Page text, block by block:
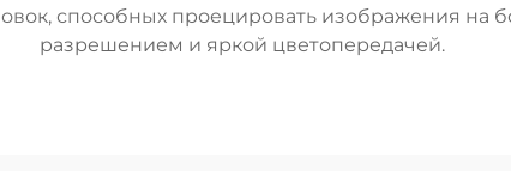
способных проецировать изображения на
разрешением и яркой цветопередачей.